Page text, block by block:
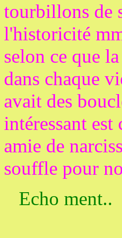
tourbillons de
l'historicité
selon ce que
dans chaque
avait des
intéressant
amie de
souffle pour
Echo ment..